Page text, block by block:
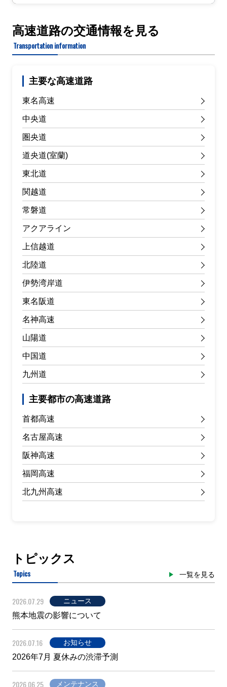
高速道路の交通情報を見る
Transportation information
主要な高速道路
東名高速
中央道
圏央道
道央道(室蘭)
東北道
関越道
常磐道
アクアライン
上信越道
北陸道
伊勢湾岸道
東名阪道
名神高速
山陽道
中国道
九州道
主要都市の高速道路
首都高速
名古屋高速
阪神高速
福岡高速
北九州高速
トピックス
Topics 一覧を見る
2026.07.29 ニュース
熊本地震の影響について
2026.07.16 お知らせ
2026年7月 夏休みの渋滞予測
2026.06.25 メンテナンス